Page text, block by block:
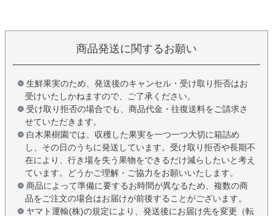
商品発送に関するお願い
生鮮果実のため、発送後のキャンセル・受け取り拒否はお
受けいたしかねますので、ご了承ください。
受け取り拒否の場合でも、商品代金・往復送料をご請求さ
せていただきます。
白木果樹園では、収穫した果実を一つ一つ大切に箱詰め
し、その日のうちに発送しています。受け取り拒否や長期不
在により、行き場を失う果物をできるだけ減らしたいと考え
ています。どうかご理解・ご協力をお願いいたします。
商品によって準備に要するお時間が異なるため、複数の商
品をご注文の場合はお届けが前後することがございます。
ヤマト運輸(株)の規定により、発送後にお届け先を変更（転